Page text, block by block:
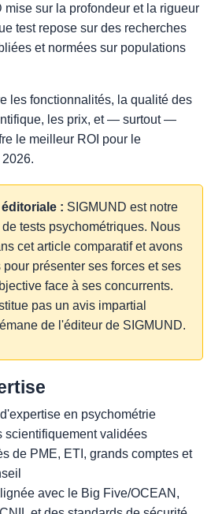
mise sur la profondeur et la rigueur
test repose sur des recherches
et normées sur populations
les fonctionnalités, la qualité des
les prix, et — surtout —
le meilleur ROI pour le
: SIGMUND est notre
tests psychométriques. Nous
cet article comparatif et avons
pour présenter ses forces et ses
face à ses concurrents.
pas un avis impartial
de l'éditeur de SIGMUND.
en psychométrie
scientifiquement validées
de PME, ETI, grands comptes et
avec le Big Five/OCEAN,